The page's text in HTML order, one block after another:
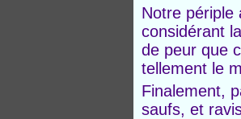
Notre périple
considérant
de peur que
tellement le
Finalement,
saufs, et